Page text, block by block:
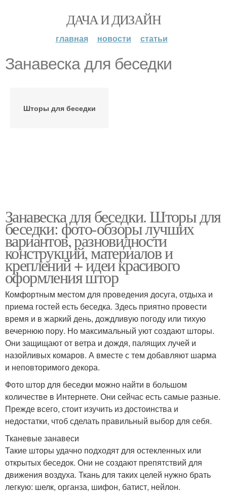
ДАЧА И ДИЗАЙН
главная новости статьи
Занавеска для беседки
Шторы для беседки
Занавеска для беседки. Шторы для
беседки: фото-обзоры лучших
вариантов, разновидности
конструкций, материалов и
креплений + идеи красивого
оформления штор
Комфортным местом для проведения досуга, отдыха и
приема гостей есть беседка. Здесь приятно провести
время и в жаркий день, дождливую погоду или тихую
вечернюю пору. Но максимальный уют создают шторы.
Они защищают от ветра и дождя, палящих лучей и
назойливых комаров. А вместе с тем добавляют шарма
и неповторимого декора.
Фото штор для беседки можно найти в большом
количестве в Интернете. Они сейчас есть самые разные.
Прежде всего, стоит изучить из достоинства и
недостатки, чтоб сделать правильный выбор для себя.
Тканевые занавеси
Такие шторы удачно подходят для остекленных или
открытых беседок. Они не создают препятствий для
движения воздуха. Ткань для таких целей нужно брать
легкую: шелк, органза, шифон, батист, нейлон.